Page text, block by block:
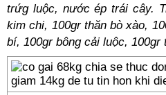
trứg luộc, nước ép trái cây.
kim chi, 100gr thăn bò xào,
bí, 100gr bông cải luộc, 100gr